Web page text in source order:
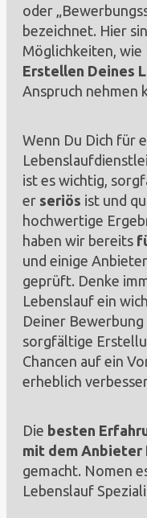
oder
bezeichnet. Hier
Möglichkeiten, wie
Erstellen Deines
Anspruch nehmen
Wenn Du Dich für
ist es wichtig,
er seriös ist und
hochwertige
haben wir bereits
und einige
geprüft. Denke
Lebenslauf ein
Deiner Bewerbung
sorgfältige
Chancen auf ein
erheblich
Die besten
mit dem Anbieter
gemacht. Nomen
Lebenslauf